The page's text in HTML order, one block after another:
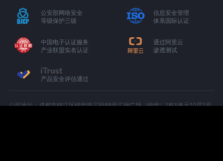
公安部网络安全
等级保护三级
信息安全管理
体系国际认证
中国电子认证服务
产业联盟实名认证
通过阿里云
渗透测试
产品安全评估通过
公司地址：成都市锦江区锦华路三段88号汇融广场（锦华）1栋5单元10层1号